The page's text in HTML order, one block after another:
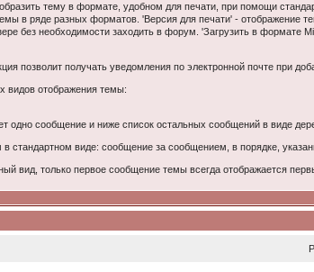
тему в формате, удобном для печати, при помощи
в ряде разных форматов. 'Версия для печати' - отображение
без необходимости заходить в форум. 'Загрузить в
позволит получать уведомления по электронной почте
видов отображения темы:
одно сообщение и ниже список остальных сообщений в виде
стандартном виде: сообщение за сообщением, в порядке,
вид, только первое сообщение темы всегда отображается